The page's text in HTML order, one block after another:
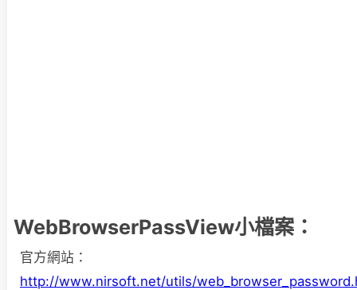
WebBrowserPassView小檔案：
官方網站：
http://www.nirsoft.net/utils/